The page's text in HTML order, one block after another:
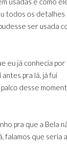
todos os
ser usada
eu já conhecia
antes pra lá, já fui
desse
pra que a Bela
falamos que seria